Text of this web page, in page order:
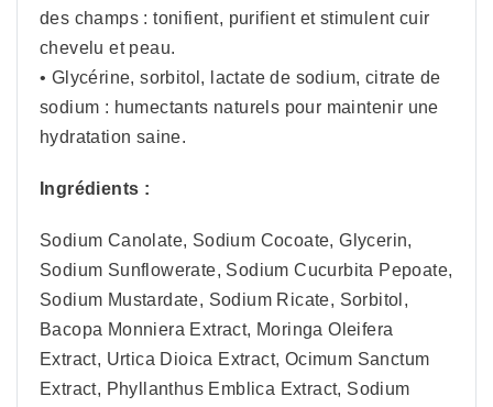
des champs : tonifient, purifient et stimulent cuir
chevelu et peau.
• Glycérine, sorbitol, lactate de sodium, citrate de
sodium : humectants naturels pour maintenir une
hydratation saine.
Ingrédients :
Sodium Canolate, Sodium Cocoate, Glycerin,
Sodium Sunflowerate, Sodium Cucurbita Pepoate,
Sodium Mustardate, Sodium Ricate, Sorbitol,
Bacopa Monniera Extract, Moringa Oleifera
Extract, Urtica Dioica Extract, Ocimum Sanctum
Extract, Phyllanthus Emblica Extract, Sodium